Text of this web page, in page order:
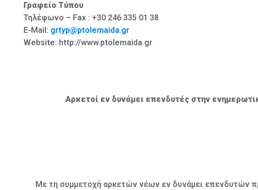
Γραφείο Τύπου
Τηλέφωνο – Fax : +30 246 335 01 38
E-Mail: grtyp@ptolemaida.gr
Website: http://www.ptolemaida.gr
Αρκετοί εν δυνάμει επενδυτές στην
Με τη συμμετοχή αρκετών νέων εν δυνάμει επενδυτών